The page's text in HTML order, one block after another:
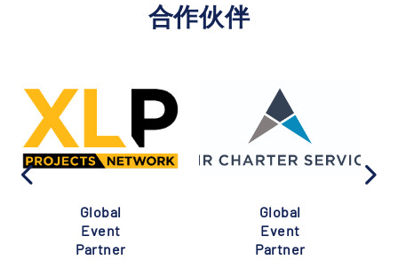
合作伙伴
Global
Event
Partner
Global
Event
Partner